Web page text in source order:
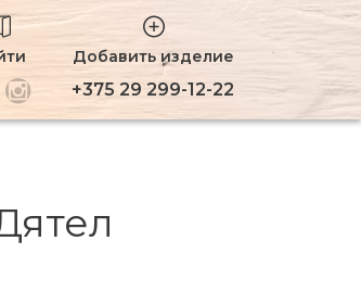
Добавить изделие
+375 29 299-12-22